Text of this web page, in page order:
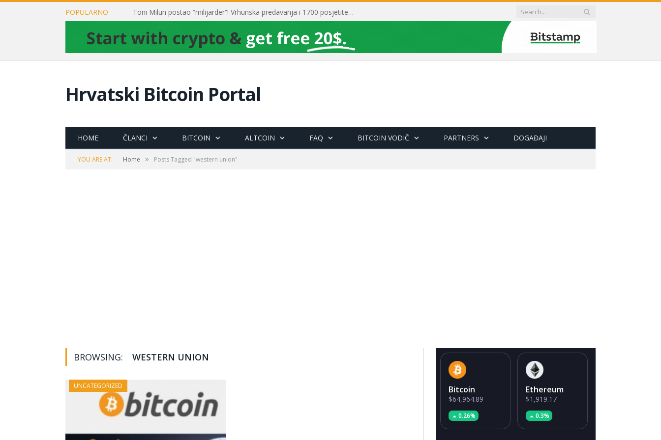
POPULARNO Toni Milun postao “milijarder”! Vrhunska predavanja i 1700 posjetitelja obilježili su mjesec financijske pismenosti
Hrvatski Bitcoin Portal
HOME ČLANCI BITCOIN ALTCOIN FAQ BITCOIN VODIČ PARTNERS DOGAĐAJI
YOU ARE AT: Home » Posts Tagged "western union"
BROWSING: WESTERN UNION
UNCATEGORIZED Bitcoin
$64,964.89
0.26%
Ethereum
$1,919.17
0.3%